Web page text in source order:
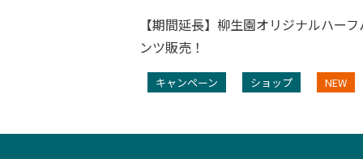
【期間延長】柳生園オリジナルハーフ
ンツ販売！
キャンペーン ショップ NEW